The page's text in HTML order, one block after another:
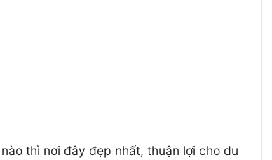
thì nơi đây đẹp nhất, thuận lợi cho du